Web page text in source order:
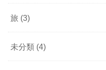
旅 (3)
未分類 (4)